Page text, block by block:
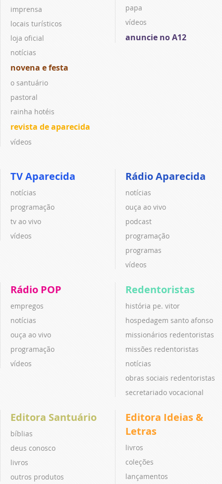
imprensa
locais turísticos
loja oficial
notícias
novena e festa
o santuário
pastoral
rainha hotéis
revista de aparecida
vídeos
papa
vídeos
anuncie no A12
TV Aparecida
notícias
programação
tv ao vivo
vídeos
Rádio Aparecida
notícias
ouça ao vivo
podcast
programação
programas
vídeos
Rádio POP
empregos
notícias
ouça ao vivo
programação
vídeos
Redentoristas
história pe. vitor
hospedagem santo afonso
missionários redentoristas
missões redentoristas
notícias
obras sociais redentoristas
secretariado vocacional
Editora Santuário
bíblias
deus conosco
livros
outros produtos
Editora Ideias &
Letras
livros
coleções
lançamentos